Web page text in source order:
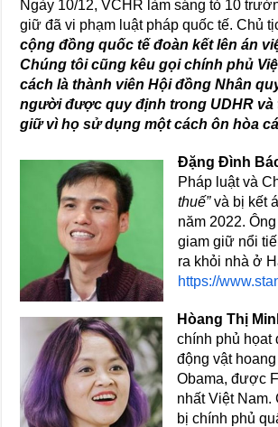
Ngày 10/12, VCHR làm sáng tỏ 10
giữ đã vi phạm luật pháp quốc tế. Chủ
cộng đồng quốc tế đoàn kết lên án
Chúng tôi cũng kêu gọi chính phủ
cách là thành viên Hội đồng Nhân
người được quy định trong UDHR
giữ vì họ sử dụng một cách ôn hòa
Đặng Đình
Pháp luật và
thuế”và bị kết
năm 2022.
giam giữ nổi
ra khỏi nhà ở
https://
Hòang Thị
chính phủ họat
động vật
Obama, được
nhất Việt Nam.
bị chính phủ